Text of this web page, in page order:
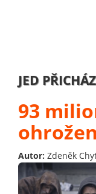
JED
93
Autor: Zdeněk